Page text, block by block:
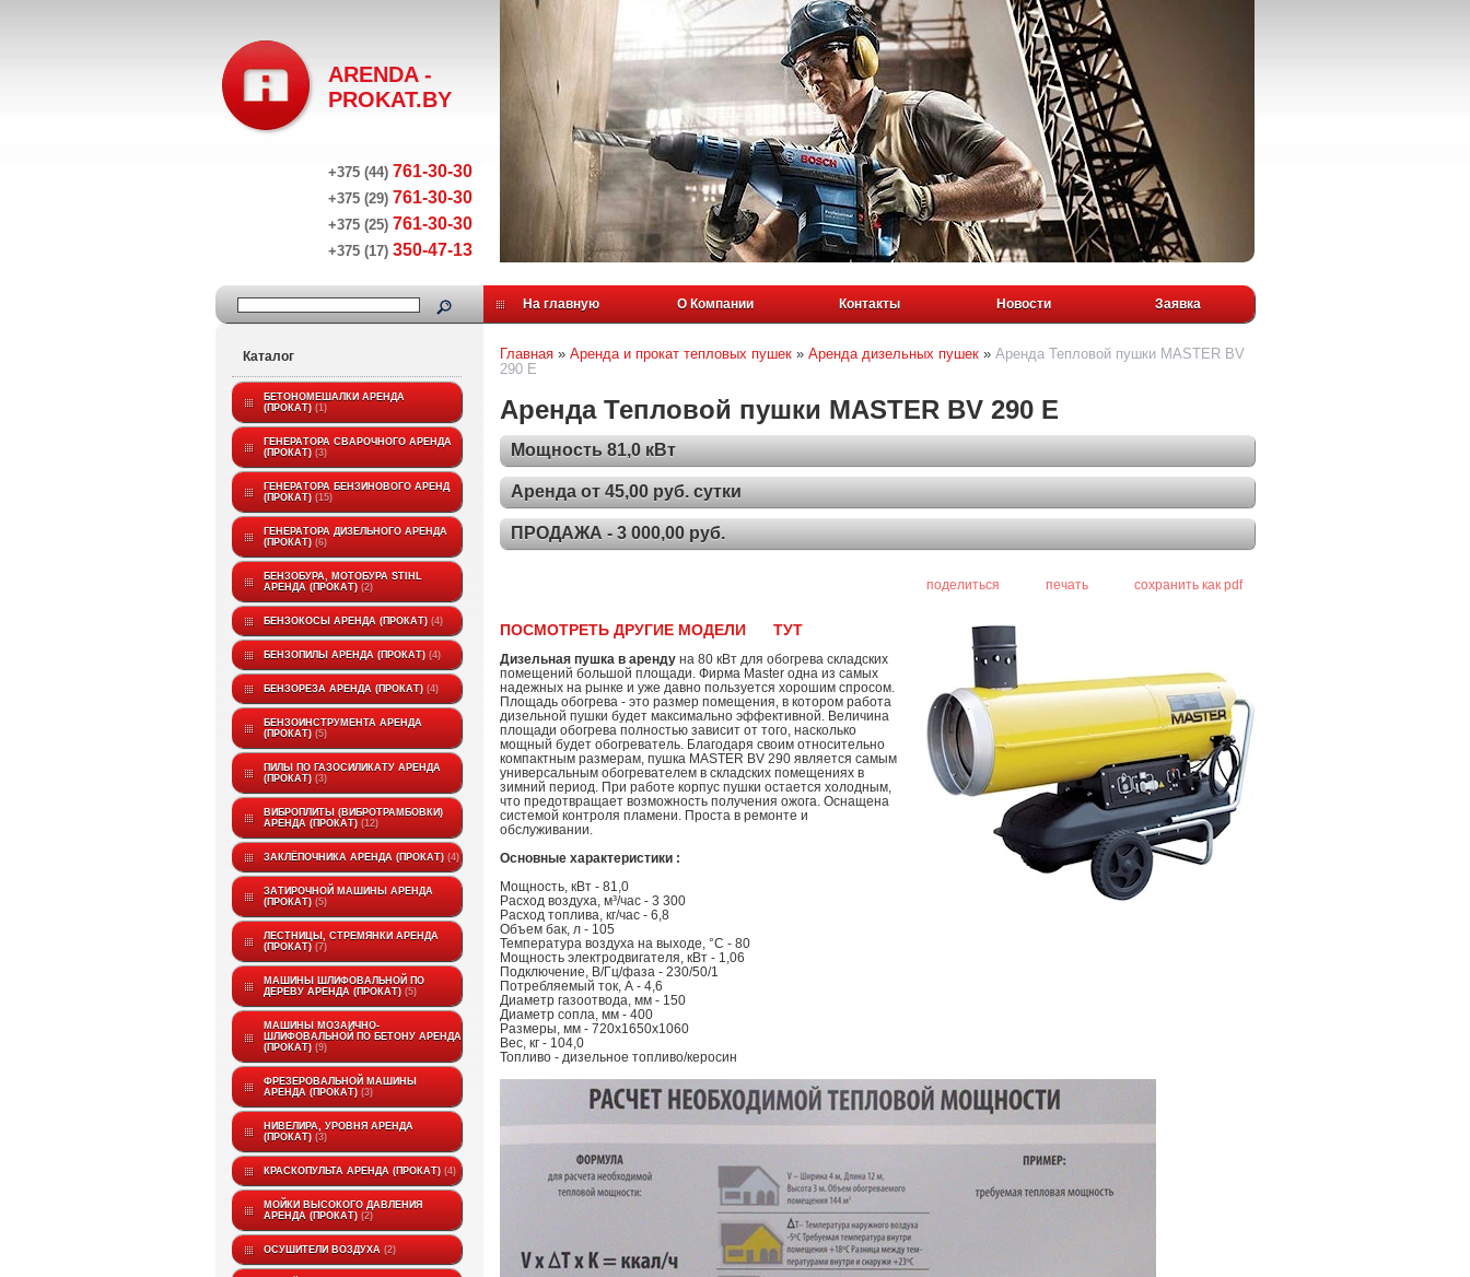
ARENDA -
PROKAT.BY
+375 (44) 761-30-30
+375 (29) 761-30-30
+375 (25) 761-30-30
+375 (17) 350-47-13
На главную О Компании Контакты Новости Заявка
Каталог
БЕТОНОМЕШАЛКИ АРЕНДА
(ПРОКАТ) 1
ГЕНЕРАТОРА СВАРОЧНОГО АРЕНДА
(ПРОКАТ) 3
ГЕНЕРАТОРА БЕНЗИНОВОГО АРЕНД
(ПРОКАТ) 15
ГЕНЕРАТОРА ДИЗЕЛЬНОГО АРЕНДА
(ПРОКАТ) 6
БЕНЗОБУРА, МОТОБУРА STIHL
АРЕНДА (ПРОКАТ) 2
БЕНЗОКОСЫ АРЕНДА (ПРОКАТ) 4
БЕНЗОПИЛЫ АРЕНДА (ПРОКАТ) 4
БЕНЗОРЕЗА АРЕНДА (ПРОКАТ) 4
БЕНЗОИНСТРУМЕНТА АРЕНДА
(ПРОКАТ) 5
ПИЛЫ ПО ГАЗОСИЛИКАТУ АРЕНДА
(ПРОКАТ) 3
ВИБРОПЛИТЫ (ВИБРОТРАМБОВКИ)
АРЕНДА (ПРОКАТ) 12
ЗАКЛЁПОЧНИКА АРЕНДА (ПРОКАТ) 4
ЗАТИРОЧНОЙ МАШИНЫ АРЕНДА
(ПРОКАТ) 5
ЛЕСТНИЦЫ, СТРЕМЯНКИ АРЕНДА
(ПРОКАТ) 7
МАШИНЫ ШЛИФОВАЛЬНОЙ ПО
ДЕРЕВУ АРЕНДА (ПРОКАТ) 5
МАШИНЫ МОЗАИЧНО-
ШЛИФОВАЛЬНОЙ ПО БЕТОНУ АРЕНДА
(ПРОКАТ) 9
ФРЕЗЕРОВАЛЬНОЙ МАШИНЫ
АРЕНДА (ПРОКАТ) 3
НИВЕЛИРА, УРОВНЯ АРЕНДА
(ПРОКАТ) 3
КРАСКОПУЛЬТА АРЕНДА (ПРОКАТ) 4
МОЙКИ ВЫСОКОГО ДАВЛЕНИЯ
АРЕНДА (ПРОКАТ) 2
ОСУШИТЕЛИ ВОЗДУХА 2
Главная » Аренда и прокат тепловых пушек » Аренда дизельных пушек » Аренда Тепловой пушки MASTER BV
290 E
Аренда Тепловой пушки MASTER BV 290 E
Мощность 81,0 кВт
Аренда от 45,00 руб. сутки
ПРОДАЖА - 3 000,00 руб.
поделиться печать сохранить как pdf
ПОСМОТРЕТЬ ДРУГИЕ МОДЕЛИ ТУТ
Дизельная пушка в аренду на 80 кВт для обогрева складских
помещений большой площади. Фирма Master одна из самых
надежных на рынке и уже давно пользуется хорошим спросом.
Площадь обогрева - это размер помещения, в котором работа
дизельной пушки будет максимально эффективной. Величина
площади обогрева полностью зависит от того, насколько
мощный будет обогреватель. Благодаря своим относительно
компактным размерам, пушка MASTER BV 290 является самым
универсальным обогревателем в складских помещениях в
зимний период. При работе корпус пушки остается холодным,
что предотвращает возможность получения ожога. Оснащена
системой контроля пламени. Проста в ремонте и
обслуживании.
Основные характеристики :
Мощность, кВт - 81,0
Расход воздуха, м³/час - 3 300
Расход топлива, кг/час - 6,8
Объем бак, л - 105
Температура воздуха на выходе, °C - 80
Мощность электродвигателя, кВт - 1,06
Подключение, В/Гц/фаза - 230/50/1
Потребляемый ток, А - 4,6
Диаметр газоотвода, мм - 150
Диаметр сопла, мм - 400
Размеры, мм - 720х1650х1060
Вес, кг - 104,0
Топливо - дизельное топливо/керосин